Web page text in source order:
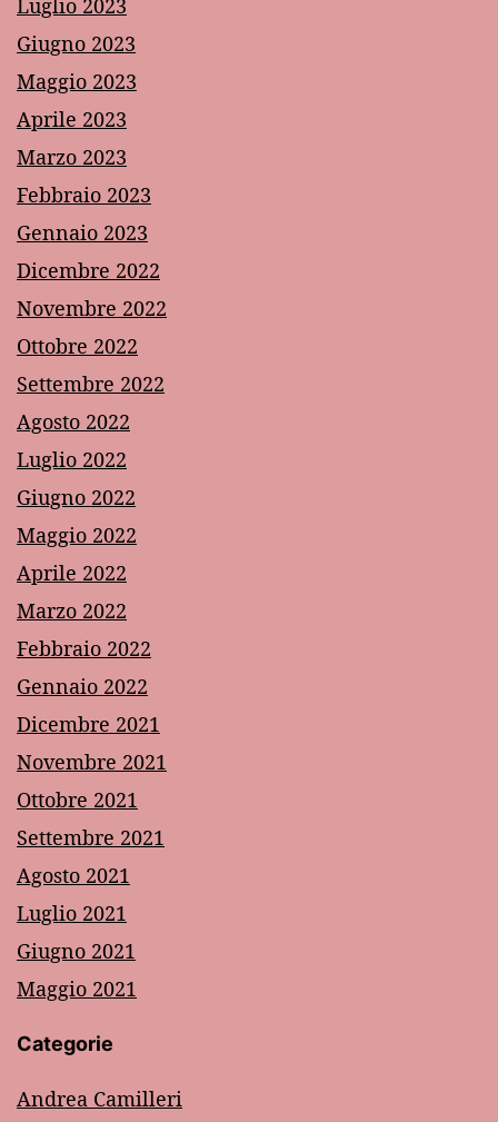
Luglio 2023
Giugno 2023
Maggio 2023
Aprile 2023
Marzo 2023
Febbraio 2023
Gennaio 2023
Dicembre 2022
Novembre 2022
Ottobre 2022
Settembre 2022
Agosto 2022
Luglio 2022
Giugno 2022
Maggio 2022
Aprile 2022
Marzo 2022
Febbraio 2022
Gennaio 2022
Dicembre 2021
Novembre 2021
Ottobre 2021
Settembre 2021
Agosto 2021
Luglio 2021
Giugno 2021
Maggio 2021
Categorie
Andrea Camilleri